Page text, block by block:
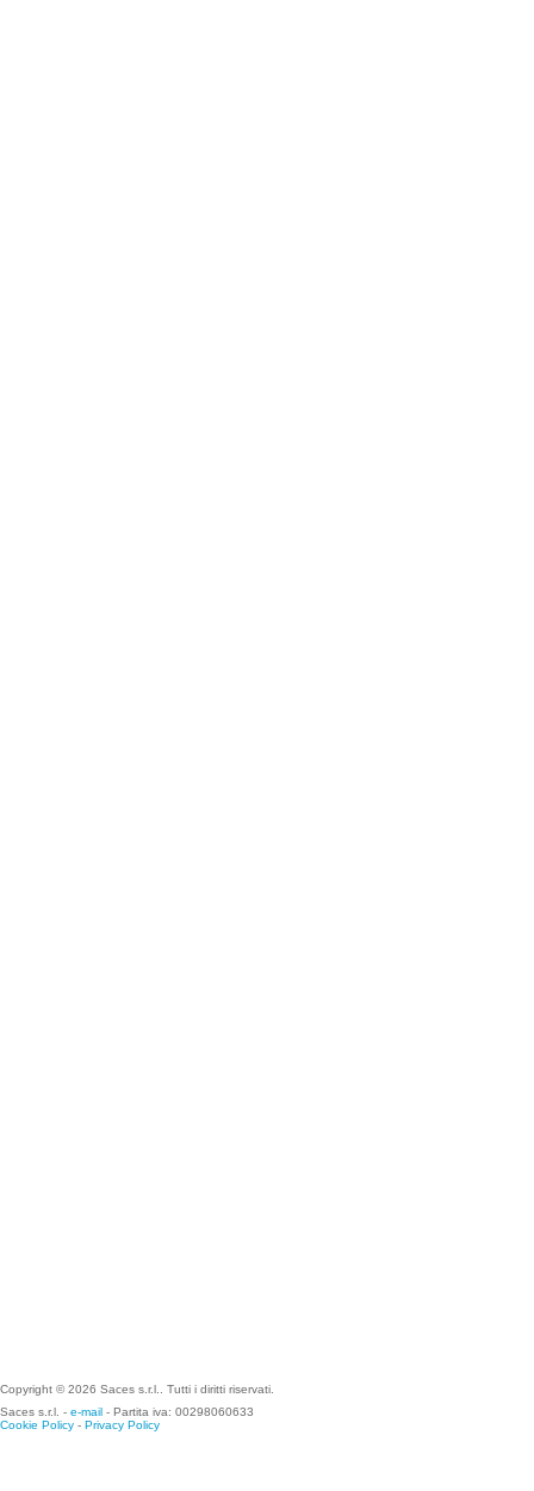
Copyright © 2026 Saces s.r.l.. Tutti i diritti riservati.
Saces s.r.l. - e-mail - Partita iva: 00298060633
Cookie Policy - Privacy Policy